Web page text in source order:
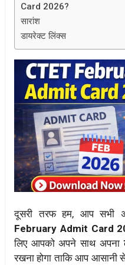
Card 2026?
सारांश
डायरेक्ट लिंक्स
दूसरी तरफ हम, आप सभी
February Admit Card
लिए आपको अपने साथ अपना
रखना होगा ताकि आप